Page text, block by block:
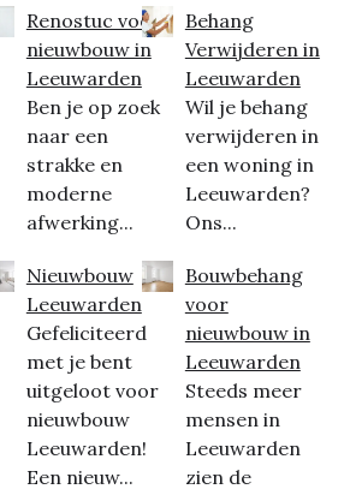
Renostuc voor
nieuwbouw in
Leeuwarden
Ben je op zoek
naar een
strakke en
moderne
afwerking...
Nieuwbouw
Leeuwarden
Gefeliciteerd
met je bent
uitgeloot voor
nieuwbouw
Leeuwarden!
Een nieuw...
Behang
Verwijderen in
Leeuwarden
Wil je behang
verwijderen in
een woning in
Leeuwarden?
Ons...
Bouwbehang
voor
nieuwbouw in
Leeuwarden
Steeds meer
mensen in
Leeuwarden
zien de